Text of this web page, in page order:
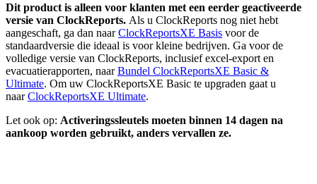
Dit product is alleen voor klanten met een eerder geactiveerde
versie van ClockReports. Als u ClockReports nog niet hebt
aangeschaft, ga dan naarClockReportsXE Basis voor de
standaardversie die ideaal is voor kleine bedrijven. Ga voor de
volledige versie van ClockReports, inclusief excel-export en
evacuatierapporten, naarBundel ClockReportsXE Basic &
Ultimate. Om uw ClockReportsXE Basic te upgraden gaat u
naarClockReportsXE Ultimate.
Let ook op: Activeringssleutels moeten binnen 14 dagen na
aankoop worden gebruikt, anders vervallen ze.